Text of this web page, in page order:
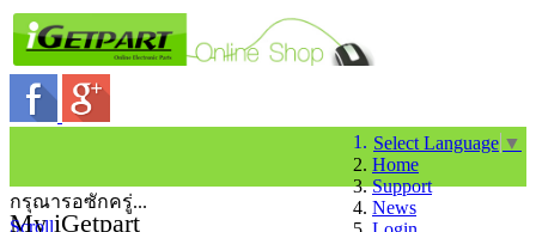
Select Language ▼
Home
Support
News
My iGetpart
กรุณารอซักครู่...
Scroll